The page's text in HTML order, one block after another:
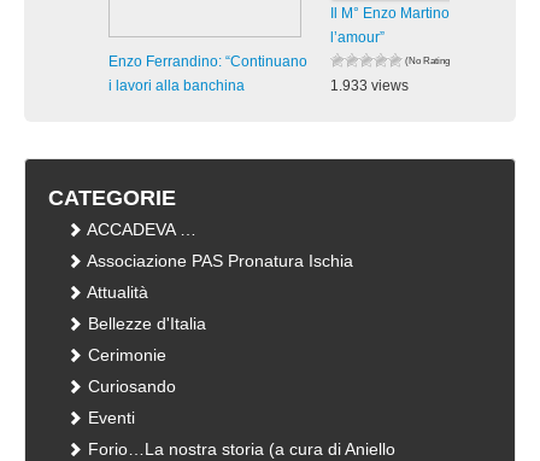
Enzo Ferrandino: “Continuano
i lavori alla banchina
visualizzazioni
Il M° Enzo Martino in “Hymne à
l’amour”
(No Ratings Yet)
1.933 views
CATEGORIE
ACCADEVA …
Associazione PAS Pronatura Ischia
Attualità
Bellezze d'Italia
Cerimonie
Curiosando
Eventi
Forio…La nostra storia (a cura di Aniello